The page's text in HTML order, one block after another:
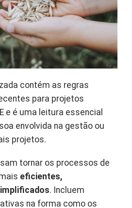
contém as regras
para projetos
e é uma leitura essencial
envolvida na gestão ou
projetos.
tornar os processos de
eficientes,
. Incluem
na forma como os